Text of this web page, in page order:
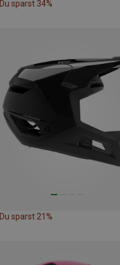
Du sparst 34%
Du sparst 21%